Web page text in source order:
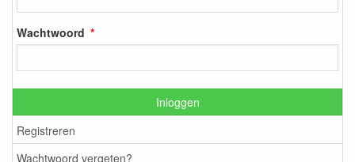
Wachtwoord
Inloggen
Registreren
Wachtwoord vergeten?